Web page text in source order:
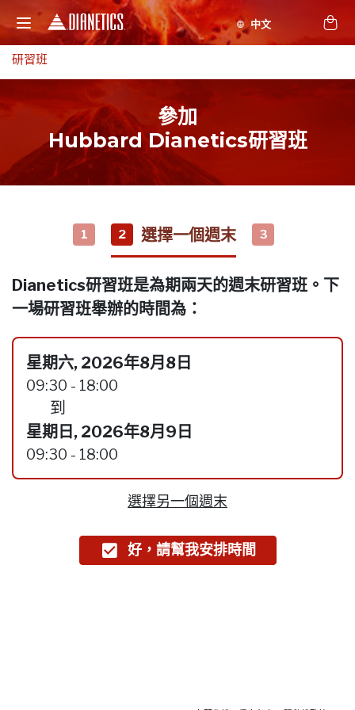
研習班
參加
Hubbard Dianetics研習班
1 2 選擇一個週末 3
Dianetics研習班是為期兩天的週末研習班。下
一場研習班舉辦的時間為：
星期六, 2026年8月8日
09:30 - 18:00
到
星期日, 2026年8月9日
09:30 - 18:00
選擇另一個週末
好，請幫我安排時間